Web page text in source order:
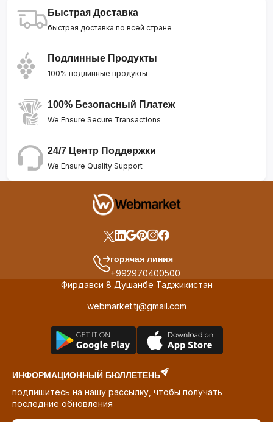
Быстрая Доставка
быстрая доставка по всей стране
Подлинные Продукты
100% подлинные продукты
100% Безопасный Платеж
We Ensure Secure Transactions
24/7 Центр Поддержки
We Ensure Quality Support
горячая линия
+992970400500
Фирдавси 8 Душанбе Таджикистан
webmarket.tj@gmail.com
ИНФОРМАЦИОННЫЙ БЮЛЛЕТЕНЬ
подпишитесь на нашу рассылку, чтобы получать
последние обновления